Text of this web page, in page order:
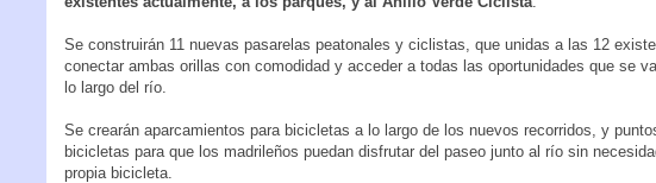
Se construirán 11 nuevas pasarelas peatonales y ciclistas, que unidas a las 12
conectar ambas orillas con comodidad y acceder a todas las oportunidades que se
lo largo del río.
Se crearán aparcamientos para bicicletas a lo largo de los nuevos recorridos, y
bicicletas para que los madrileños puedan disfrutar del paseo junto al río sin
propia bicicleta.